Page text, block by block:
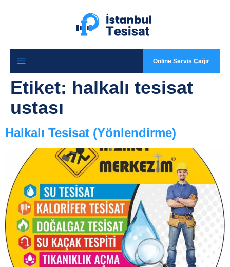
Online Servis Çağır
Etiket: halkalı tesisat
ustası
Halkalı Tesisat (Yönlendirme)